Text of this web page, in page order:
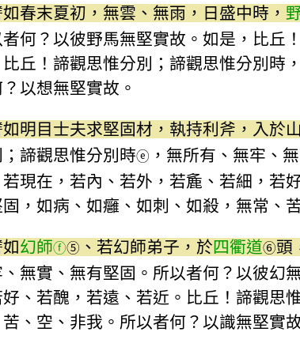
如春末夏初，無雲、無雨，日盛中時，
何？以彼野馬無堅實故。如是，比丘
丘！諦觀思惟分別；諦觀思惟分別時
以想無堅實故。
如明目士夫求堅固材，執持利斧，入於
諦觀思惟分別時ⓔ ，無所有、無牢、
現在，若內、若外，若麁、若細，若
，如病、如癰、如刺、如殺，無常、
幻師ⓕ⑤ 、若幻師弟子，於四衢道⑥頭
無實、無有堅固。所以者何？以彼幻
、若醜，若遠、若近。比丘！諦觀思
、空、非我。所以者何？以識無堅實故